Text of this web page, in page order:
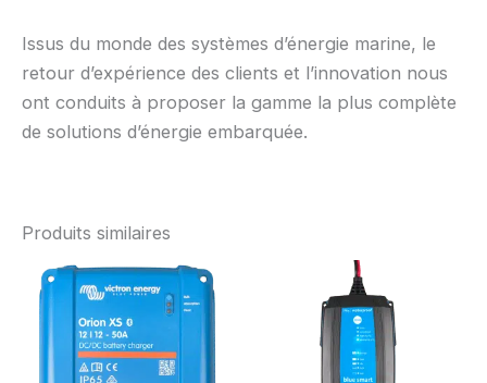
Issus du monde des systèmes d’énergie marine, le
retour d’expérience des clients et l’innovation nous
ont conduits à proposer la gamme la plus complète
de solutions d’énergie embarquée.
Produits similaires